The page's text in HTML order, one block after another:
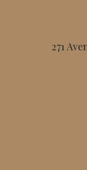
271